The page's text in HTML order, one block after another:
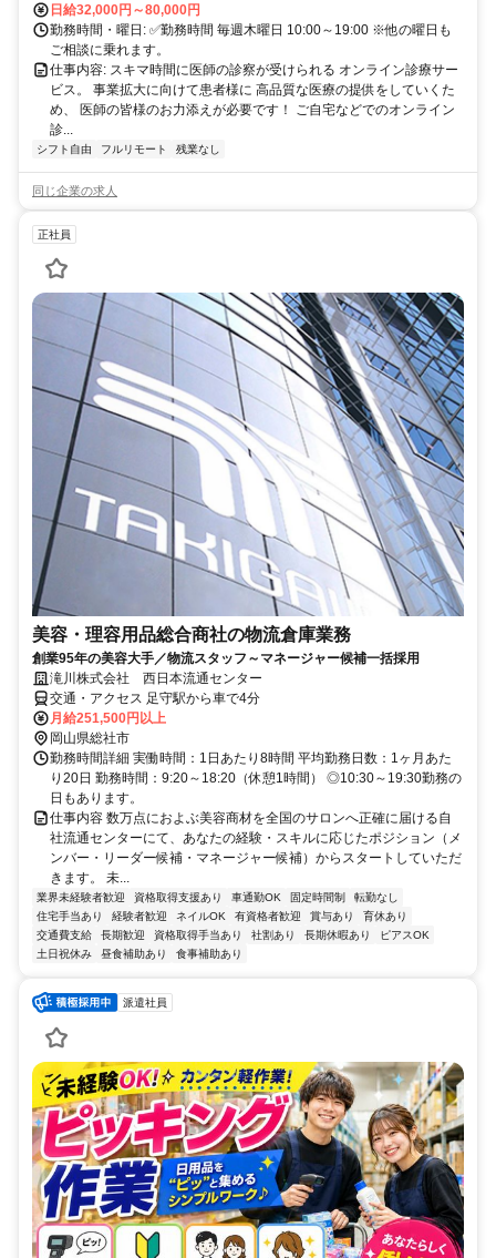
日給32,000円～80,000円
勤務時間・曜日: ✅勤務時間 毎週木曜日 10:00～19:00 ※他の曜日も
ご相談に乗れます。
仕事内容: スキマ時間に医師の診察が受けられる オンライン診療サー
ビス。 事業拡大に向けて患者様に 高品質な医療の提供をしていくた
め、 医師の皆様のお力添えが必要です！ ご自宅などでのオンライン
診...
シフト自由 フルリモート 残業なし
同じ企業の求人
正社員
美容・理容用品総合商社の物流倉庫業務
創業95年の美容大手／物流スタッフ～マネージャー候補一括採用
滝川株式会社 西日本流通センター
交通・アクセス 足守駅から車で4分
月給251,500円以上
岡山県総社市
勤務時間詳細 実働時間：1日あたり8時間 平均勤務日数：1ヶ月あた
り20日 勤務時間：9:20～18:20（休憩1時間） ◎10:30～19:30勤務の
日もあります。
仕事内容 数万点におよぶ美容商材を全国のサロンへ正確に届ける自
社流通センターにて、あなたの経験・スキルに応じたポジション（メ
ンバー・リーダー候補・マネージャー候補）からスタートしていただ
きます。 未...
業界未経験者歓迎 資格取得支援あり 車通勤OK 固定時間制
転勤なし
住宅手当あり
経験者歓迎 ネイルOK 有資格者歓迎 賞与あり
育休あり
交通費支給
長期歓迎 資格取得手当あり 社割あり 長期休暇あり
ピアスOK
土日祝休み
昼食補助あり 食事補助あり
派遣社員